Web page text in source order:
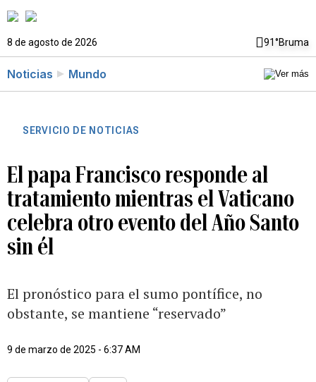
8 de agosto de 2026 91°Bruma
Noticias Mundo
SERVICIO DE NOTICIAS
El papa Francisco responde al
tratamiento mientras el Vaticano
celebra otro evento del Año Santo
sin él
El pronóstico para el sumo pontífice, no
obstante, se mantiene “reservado”
9 de marzo de 2025 - 6:37 AM